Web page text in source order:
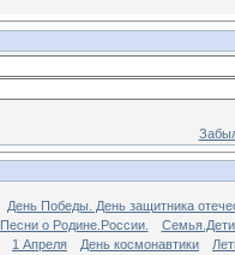
День Победы. День защитника
Песни о Родине.России.
1 Апреля День космонавтики